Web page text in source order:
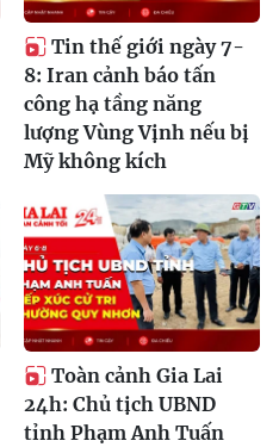
Tin thế giới ngày 7-
8: Iran cảnh báo tấn
công hạ tầng năng
lượng Vùng Vịnh nếu bị
Mỹ không kích
Toàn cảnh Gia Lai
24h: Chủ tịch UBND
tỉnh Phạm Anh Tuấn